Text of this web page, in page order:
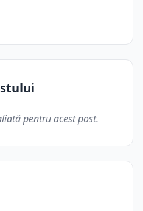
pentru acest post.